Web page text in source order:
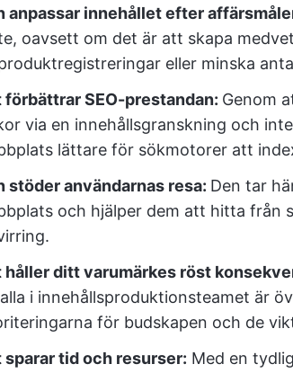
anpassar innehållet efter
oavsett om det är att skapa
eller minska
förbättrar SEO-prestandan: Genom
via en innehållsgranskning och
lättare för sökmotorer att
stöder användarnas resa: Den tar
och hjälper dem att hitta från
håller ditt varumärkes röst
i innehållsproduktionsteamet är
för budskapen och de
sparar tid och resurser: Med en